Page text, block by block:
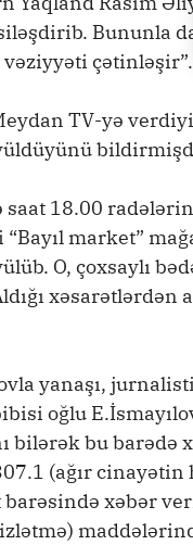
Bununla
çətinləşir”.
TV-yə
18.00
market”
O, çoxsaylı
xəsarətlərdən
yanaşı,
oğlu
bilərək bu
(ağır cinayətin
xəbər